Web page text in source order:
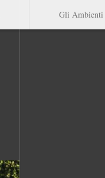
Gli Ambienti